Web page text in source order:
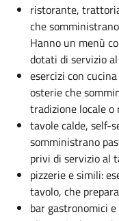
ristorante,
che
Hanno un menù
dotati di servizio
esercizi con
osterie che
tradizione locale o
tavole calde, self-
somministrano
privi di servizio al
pizzerie e simili:
tavolo, che
bar gastronomici